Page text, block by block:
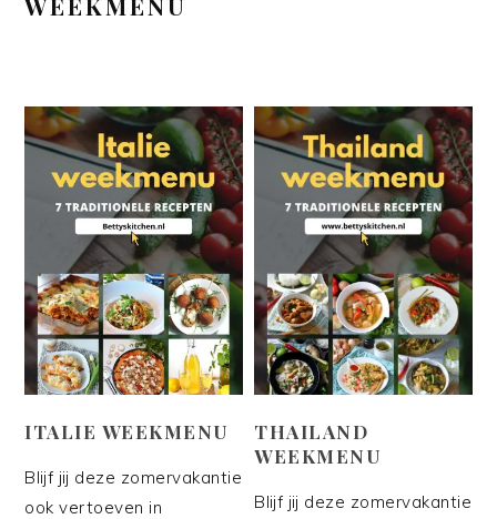
ITALIE WEEKMENU
Blijf jij deze zomervakantie
ook vertoeven in
THAILAND
WEEKMENU
Blijf jij deze zomervakantie